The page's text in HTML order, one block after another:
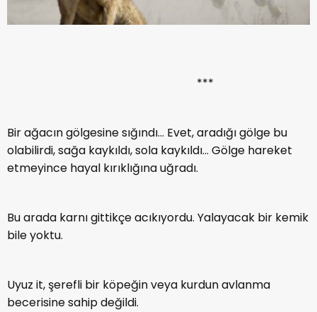
***
Bir ağacın gölgesine sığındı… Evet, aradığı gölge bu
olabilirdi, sağa kaykıldı, sola kaykıldı… Gölge hareket
etmeyince hayal kırıklığına uğradı.
Bu arada karnı gittikçe acıkıyordu. Yalayacak bir kemik
bile yoktu.
Uyuz it, şerefli bir köpeğin veya kurdun avlanma
becerisine sahip değildi.